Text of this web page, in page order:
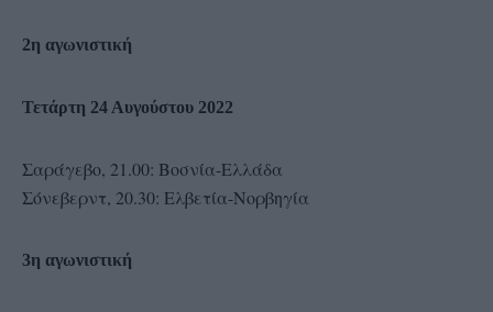
2η αγωνιστική
Τετάρτη 24 Αυγούστου 2022
Σαράγεβο, 21.00: Βοσνία-Ελλάδα
Σόνεβερντ, 20.30: Ελβετία-Νορβηγία
3η αγωνιστική